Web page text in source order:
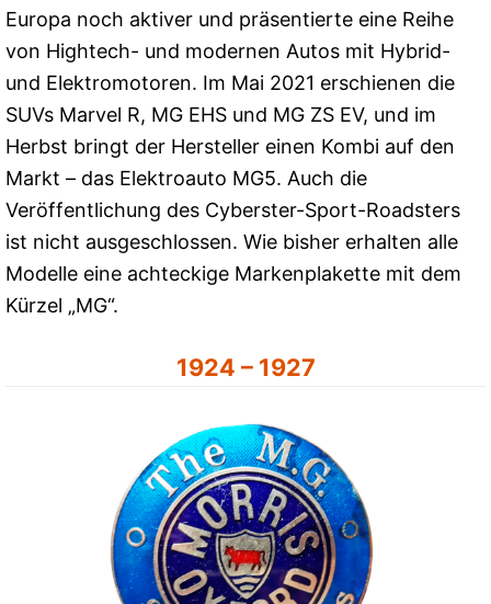
Europa noch aktiver und präsentierte eine Reihe
von Hightech- und modernen Autos mit Hybrid-
und Elektromotoren. Im Mai 2021 erschienen die
SUVs Marvel R, MG EHS und MG ZS EV, und im
Herbst bringt der Hersteller einen Kombi auf den
Markt – das Elektroauto MG5. Auch die
Veröffentlichung des Cyberster-Sport-Roadsters
ist nicht ausgeschlossen. Wie bisher erhalten alle
Modelle eine achteckige Markenplakette mit dem
Kürzel „MG“.
1924 – 1927